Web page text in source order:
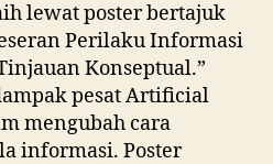
lewat poster bertajuk
Perilaku Informasi
Konseptual.”
pesat Artificial
mengubah cara
informasi. Poster